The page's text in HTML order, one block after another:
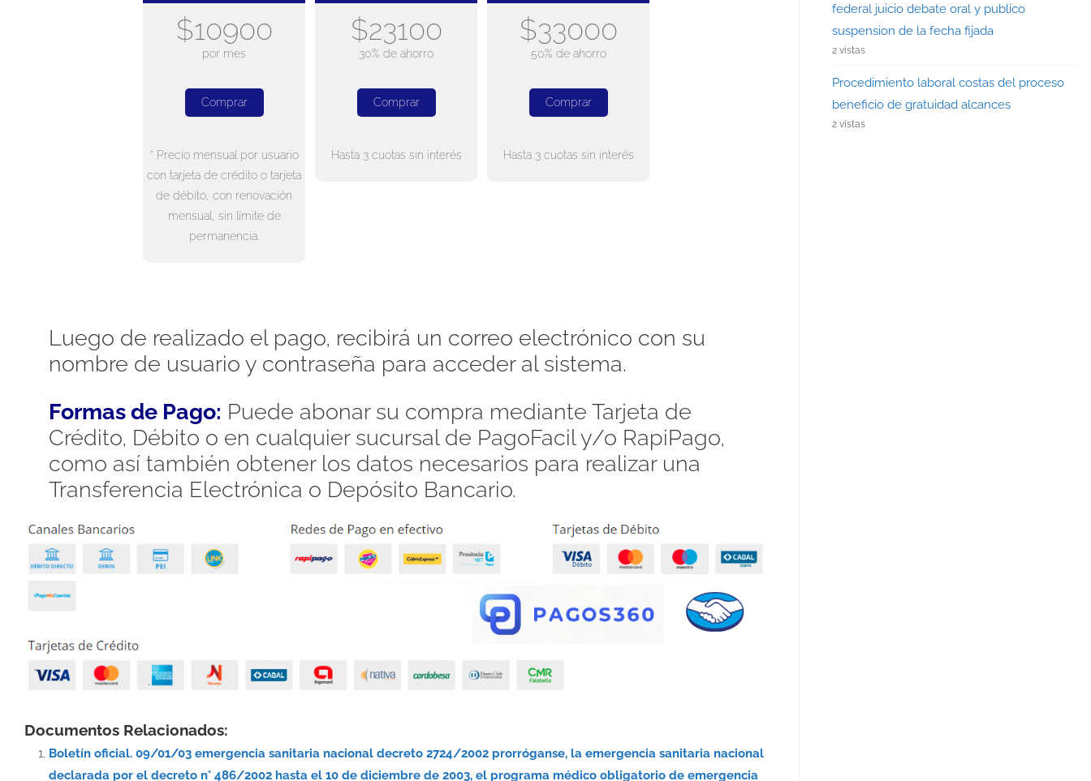
$10900
por mes
Comprar
* Precio mensual por usuario
con tarjeta de crédito o tarjeta
de débito, con renovación
mensual, sin límite de
permanencia.
$23100
30% de ahorro
Comprar
Hasta 3 cuotas sin interés
$33000
50% de ahorro
Comprar
Hasta 3 cuotas sin interés
Luego de realizado el pago, recibirá un correo electrónico con su
nombre de usuario y contraseña para acceder al sistema.
Formas de Pago: Puede abonar su compra mediante Tarjeta de
Crédito, Débito o en cualquier sucursal de PagoFacil y/o RapiPago,
como así también obtener los datos necesarios para realizar una
Transferencia Electrónica o Depósito Bancario.
Documentos Relacionados:
Boletín oficial. 09/01/03 emergencia sanitaria nacional decreto 2724/2002 prorróganse, la emergencia sanitaria nacional
declarada por el decreto n° 486/2002 hasta el 10 de diciembre de 2003, el programa médico obligatorio de emergencia
federal juicio debate oral y publico
suspension de la fecha fijada
2 vistas
Procedimiento laboral costas del proceso
beneficio de gratuidad alcances
2 vistas